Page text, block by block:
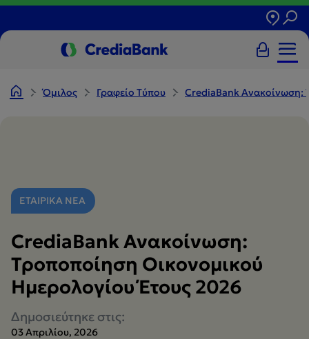
Όμιλος Γραφείο Tύπου CrediaBank Ανακοίνωση:
ΕΤΑΙΡΙΚΑ ΝΕΑ
CrediaBank Ανακοίνωση:
Τροποποίηση Οικονομικού
Ημερολογίου Έτους 2026
Δημοσιεύτηκε στις:
03 Απριλίου, 2026